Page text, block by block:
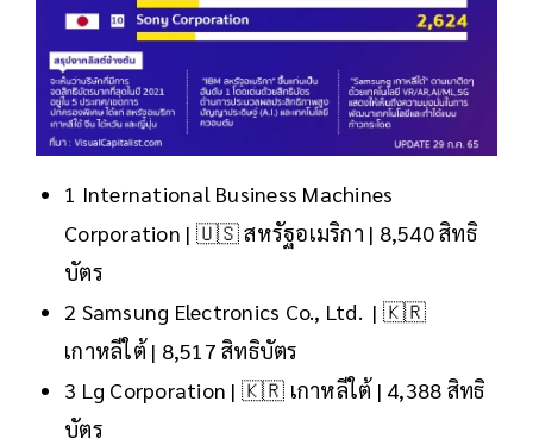
1 International Business Machines
Corporation | 🇺🇸 สหรัฐอเมริกา | 8,540 สิทธิ
บัตร
2 Samsung Electronics Co., Ltd. | 🇰🇷
เกาหลีใต้ | 8,517 สิทธิบัตร
3 Lg Corporation | 🇰🇷 เกาหลีใต้ | 4,388 สิทธิ
บัตร